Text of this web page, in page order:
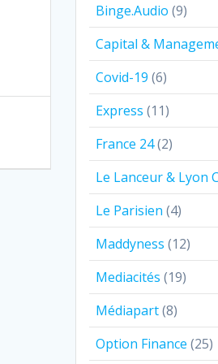
Binge.Audio (9)
Capital &
Covid-19 (6)
Express (11)
France 24(2)
Le Lanceur & Lyon
Le Parisien (4)
Maddyness (12)
Mediacités (19)
Médiapart(8)
Option Finance (25)